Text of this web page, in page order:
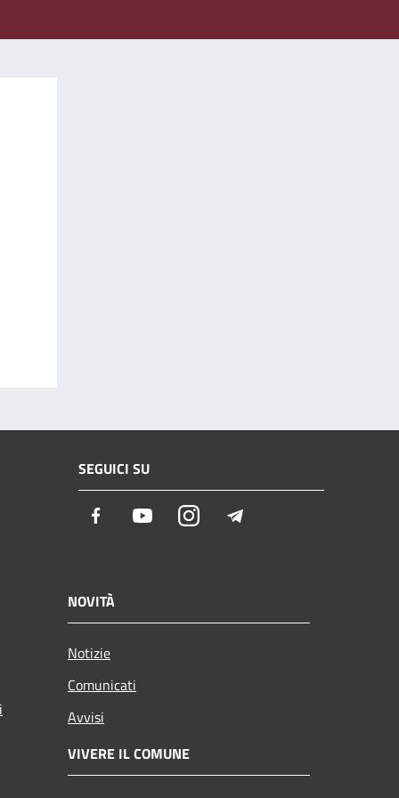
SEGUICI SU
Facebook YoutubeInstagram
NOVITÀ
Notizie
Comunicati
Avvisi
VIVERE IL COMUNE